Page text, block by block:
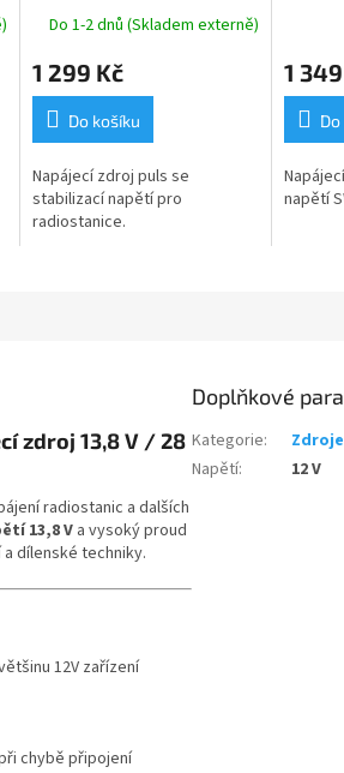
Do 1-2 dnů (Skladem externě)
1 299 Kč
Do košíku
Napájecí zdroj puls se
stabilizací napětí pro
radiostanice.
je
5,0
z
5
1
napětí
zdroj 13,8 V / 28
radiostanic a dalších
13,8 Va vysoký proud
dílenské techniky.
12V zařízení
chybě připojení
Doplňkové
Kategorie:
Zdroje
Napětí: 12 V